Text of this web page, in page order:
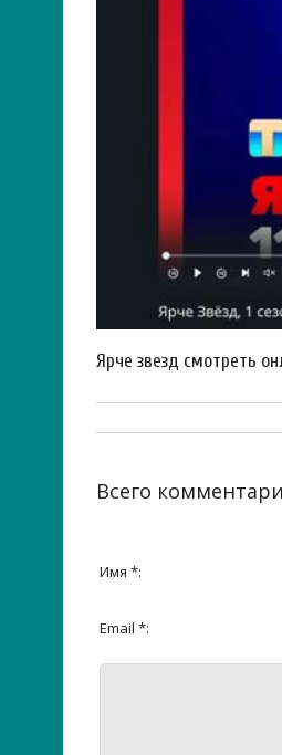
Ярче звезд смотреть
Всего
Имя *:
Email *: